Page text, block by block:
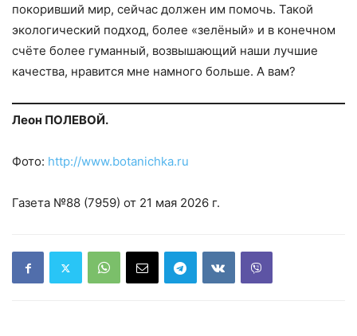
покоривший мир, сейчас должен им помочь. Такой
экологический подход, более «зелёный» и в конечном
счёте более гуманный, возвышающий наши лучшие
качества, нравится мне намного больше. А вам?
Леон ПОЛЕВОЙ.
Фото: http://www.botanichka.ru
Газета №88 (7959) от 21 мая 2026 г.